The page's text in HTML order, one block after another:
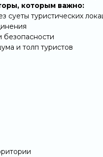
которым важно:
суеты туристических
и толп туристов